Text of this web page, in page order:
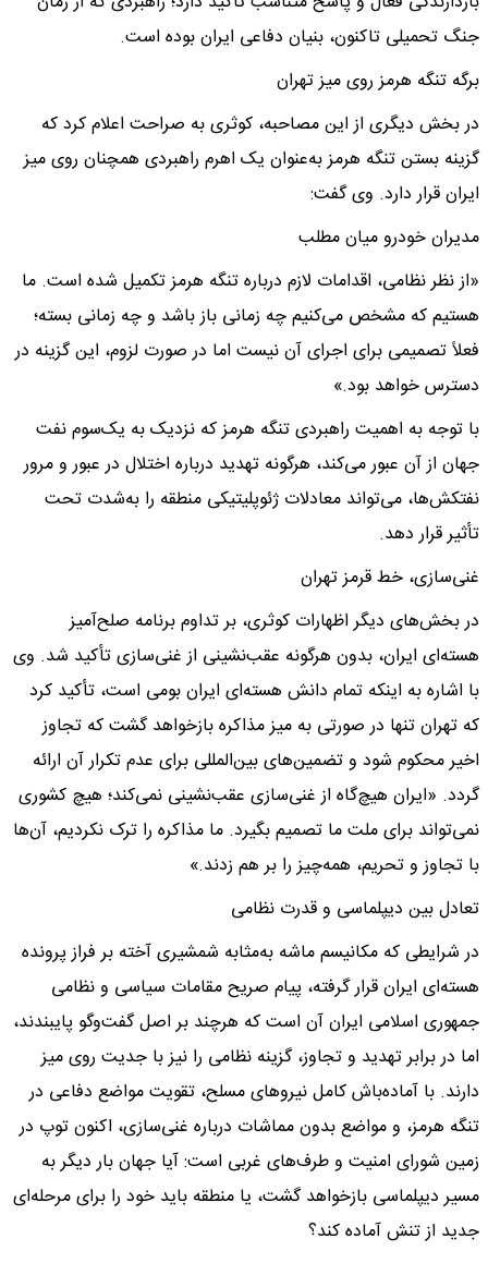
جنگ تحمیلی تاکنون، بنیان دفاعی ایران بوده است.
برگه تنگه هرمز روی میز تهران
در بخش دیگری از این مصاحبه، کوثری به صراحت اعلام کرد که
گزینه بستن تنگه هرمز به‌عنوان یک اهرم راهبردی همچنان روی میز
ایران قرار دارد. وی گفت:
مدیران خودرو میان مطلب
«از نظر نظامی، اقدامات لازم درباره تنگه هرمز تکمیل شده است. ما
هستیم که مشخص می‌کنیم چه زمانی باز باشد و چه زمانی بسته؛
فعلاً تصمیمی برای اجرای آن نیست اما در صورت لزوم، این گزینه در
دسترس خواهد بود.»
با توجه به اهمیت راهبردی تنگه هرمز که نزدیک به یک‌سوم نفت
جهان از آن عبور می‌کند، هرگونه تهدید درباره اختلال در عبور و مرور
نفتکش‌ها، می‌تواند معادلات ژئوپلیتیکی منطقه را به‌شدت تحت
تأثیر قرار دهد.
غنی‌سازی، خط قرمز تهران
در بخش‌های دیگر اظهارات کوثری، بر تداوم برنامه صلح‌آمیز
هسته‌ای ایران، بدون هرگونه عقب‌نشینی از غنی‌سازی تأکید شد. وی
با اشاره به اینکه تمام دانش هسته‌ای ایران بومی است، تأکید کرد
که تهران تنها در صورتی به میز مذاکره بازخواهد گشت که تجاوز
اخیر محکوم شود و تضمین‌های بین‌المللی برای عدم تکرار آن ارائه
گردد. «ایران هیچ‌گاه از غنی‌سازی عقب‌نشینی نمی‌کند؛ هیچ کشوری
نمی‌تواند برای ملت ما تصمیم بگیرد. ما مذاکره را ترک نکردیم، آن‌ها
با تجاوز و تحریم، همه‌چیز را بر هم زدند.»
تعادل بین دیپلماسی و قدرت نظامی
در شرایطی که مکانیسم ماشه به‌مثابه شمشیری آخته بر فراز پرونده
هسته‌ای ایران قرار گرفته، پیام صریح مقامات سیاسی و نظامی
جمهوری اسلامی ایران آن است که هرچند بر اصل گفت‌وگو پایبندند،
اما در برابر تهدید و تجاوز، گزینه نظامی را نیز با جدیت روی میز
دارند. با آماده‌باش کامل نیروهای مسلح، تقویت مواضع دفاعی در
تنگه هرمز، و مواضع بدون مماشات درباره غنی‌سازی، اکنون توپ در
زمین شورای امنیت و طرف‌های غربی است: آیا جهان بار دیگر به
مسیر دیپلماسی بازخواهد گشت، یا منطقه باید خود را برای مرحله‌ای
جدید از تنش آماده کند؟